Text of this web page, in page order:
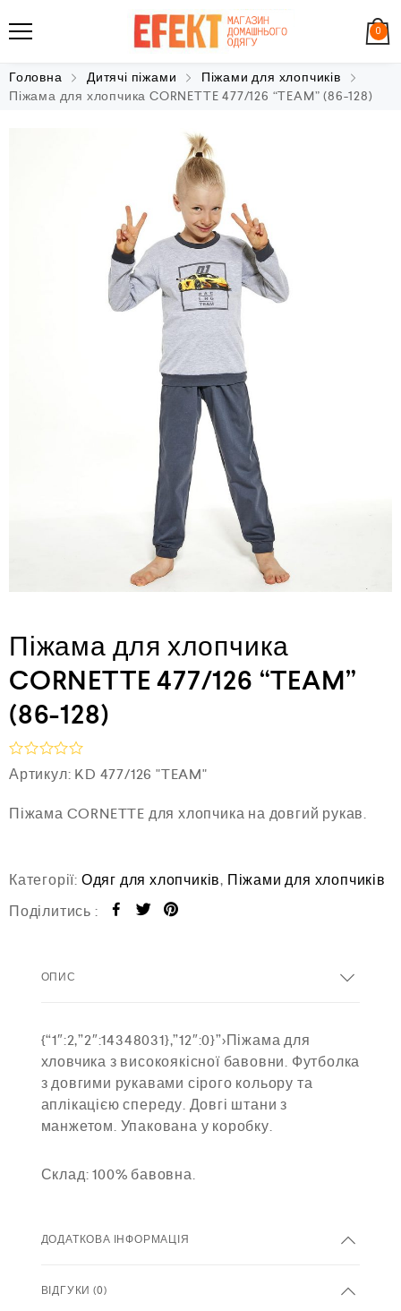
0
Головна Дитячі піжами
Піжами для хлопчиків
Піжама для хлопчика CORNETTE 477/126 “TEAM” (86-128)
Піжама для хлопчика
CORNETTE 477/126 “TEAM”
(86-128)
О
ц
н
0
з
5
Артикул: KD 477/126 "TEAM"
Піжама CORNETTE для хлопчика на довгий рукав.
Категорії: Одяг для хлопчиків, Піжами для хлопчиків
Поділитись :
ОПИС
{“1″:2,”2″:14348031},”12″:0}”>Піжама для
хловчика з високоякісної бавовни. Футболка
з довгими рукавами сірого кольору та
аплікацією спереду. Довгі штани з
манжетом. Упакована у коробку.
Склад: 100% бавовна.
ДОДАТКОВА ІНФОРМАЦІЯ
ВІДГУКИ (0)